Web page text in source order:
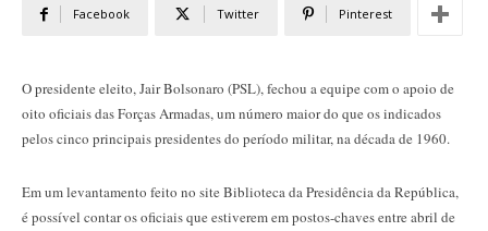
Facebook Twitter Pinterest
O presidente eleito, Jair Bolsonaro (PSL), fechou a equipe com o apoio de
oito oficiais das Forças Armadas, um número maior do que os indicados
pelos cinco principais presidentes do período militar, na década de 1960.
Em um levantamento feito no site Biblioteca da Presidência da República,
é possível contar os oficiais que estiverem em postos-chaves entre abril de